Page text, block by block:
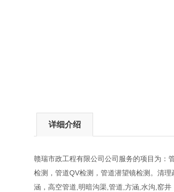
详细介绍
赣瑞市政工程有限公司公司服务的项目为：
检测，管道QV检测，管道潜望镜检测。清
涵，高空管道,明暗沟渠,管道,方涵,水沟,窑